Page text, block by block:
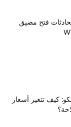
فتح مضيق
كيف تتغير أسعار